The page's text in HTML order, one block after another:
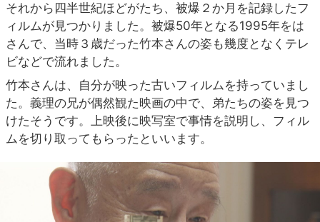
それから四半世紀ほどがたち、被爆２か月を記録したフ
ィルムが見つかりました。被爆50年となる1995年をは
さんで、当時３歳だった竹本さんの姿も幾度となくテレ
ビなどで流れました。
竹本さんは、自分が映った古いフィルムを持っていまし
た。義理の兄が偶然観た映画の中で、弟たちの姿を見つ
けたそうです。上映後に映写室で事情を説明し、フィル
ムを切り取ってもらったといいます。